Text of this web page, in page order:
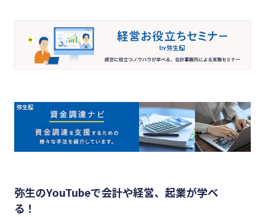
弥生のYouTubeで会計や経営、起業が学べ
る！